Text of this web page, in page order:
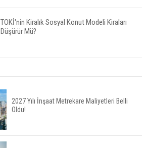
TOKİ'nin Kiralık Sosyal Konut Modeli Kiraları
Düşürür Mü?
Konut Satışları Güçlü Seyrini Korudu Yabancıya
Satış Geriledi
2027 Yılı İnşaat Metrekare Maliyetleri Belli
Oldu!